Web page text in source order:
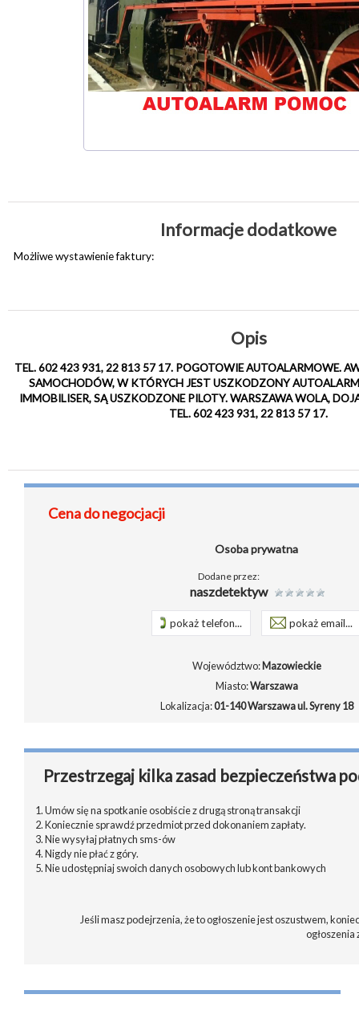
Informacje dodatkowe
Możliwe wystawienie faktury:
Opis
TEL. 602 423 931, 22 813 57 17. POGOTOWIE AUTOALARMOWE.
SAMOCHODÓW, W KTÓRYCH JEST USZKODZONY
IMMOBILISER, SĄ USZKODZONE PILOTY. WARSZAWA WOLA,
TEL. 602 423 931, 22 813 57 17.
Cena do negocjacji
Osoba prywatna
Dodane przez:
naszdetektyw
pokaż telefon... pokaż email...
Województwo:Mazowieckie
Miasto:Warszawa
Lokalizacja:01-140 Warszawa ul. Syreny 18
Przestrzegaj kilka zasad bezpieczeństwa
1. Umów się na spotkanie osobiście z drugą stroną transakcji
2. Koniecznie sprawdź przedmiot przed dokonaniem zapłaty.
3. Nie wysyłaj płatnych sms-ów
4. Nigdy nie płać z góry.
5. Nie udostępniaj swoich danych osobowych lub kont bankowych
Jeśli masz podejrzenia, że to ogłoszenie jest oszustwem,